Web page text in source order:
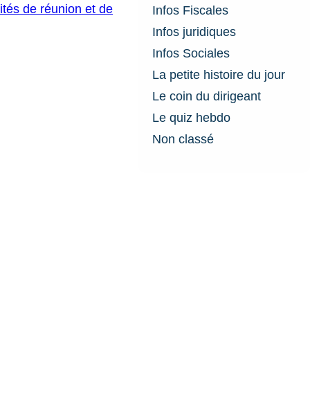
de réunion et de
Infos Fiscales
Infos juridiques
Infos Sociales
La petite histoire du jour
Le coin du dirigeant
Le quiz hebdo
Non classé